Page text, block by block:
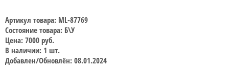
Артикул товара: ML-87769
Состояние товара: Б\У
Цена: 7000 руб.
В наличии: 1 шт.
Добавлен/Обновлён: 08.01.2024